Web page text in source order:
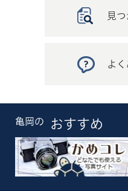
見
よ
亀岡の おすすめ